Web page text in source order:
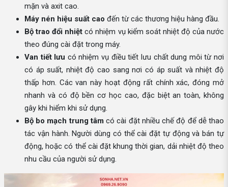
mặn và axit cao.
Máy nén hiệu suất cao đến từ các thương hiệu hàng đầu.
Bộ trao đổi nhiệt có nhiệm vụ kiểm soát nhiệt độ của nước
theo đúng cài đặt trong máy.
Van tiết lưu có nhiệm vụ điều tiết lưu chất dung môi từ nơi
có áp suất, nhiệt độ cao sang nơi có áp suất và nhiệt độ
thấp hơn. Các van này hoạt động rất chính xác, đóng mở
nhanh và có độ bền cơ học cao, đặc biệt an toàn, không
gây khi hiểm khi sử dụng.
Bộ bo mạch trung tâmcó cài đặt nhiều chế độ để dễ thao
tác vận hành. Người dùng có thể cài đặt tự động và bán tự
động, hoặc có thể cài đặt khung thời gian, dải nhiệt độ theo
nhu cầu của người sử dụng.